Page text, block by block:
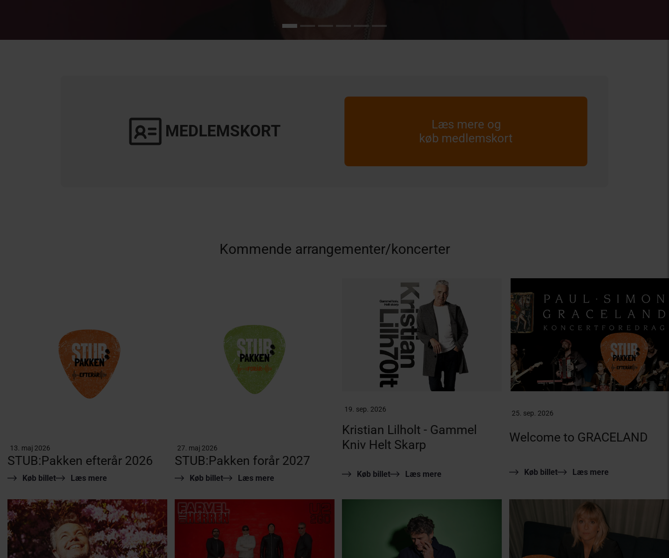
MEDLEMSKORT
Læs mere og
køb medlemskort
Kommende arrangementer/koncerter
13. maj 2026
STUB:Pakken efterår 2026
Køb billet Læs mere
27. maj 2026
STUB:Pakken forår 2027
Køb billet Læs mere
19. sep. 2026
Kristian Lilholt - Gammel
Kniv Helt Skarp
Køb billet Læs mere
25. sep. 2026
Welcome to GRACELAND
Køb billet Læs mere